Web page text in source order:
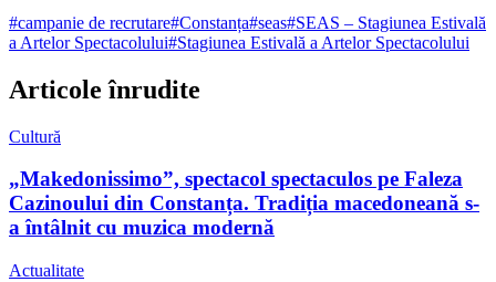
#campanie de recrutare#Constanța#seas#SEAS – Stagiunea Estivală
a Artelor Spectacolului#Stagiunea Estivală a Artelor Spectacolului
Articole înrudite
Cultură
„Makedonissimo”, spectacol spectaculos pe Faleza
Cazinoului din Constanța. Tradiția macedoneană s-
a întâlnit cu muzica modernă
Actualitate